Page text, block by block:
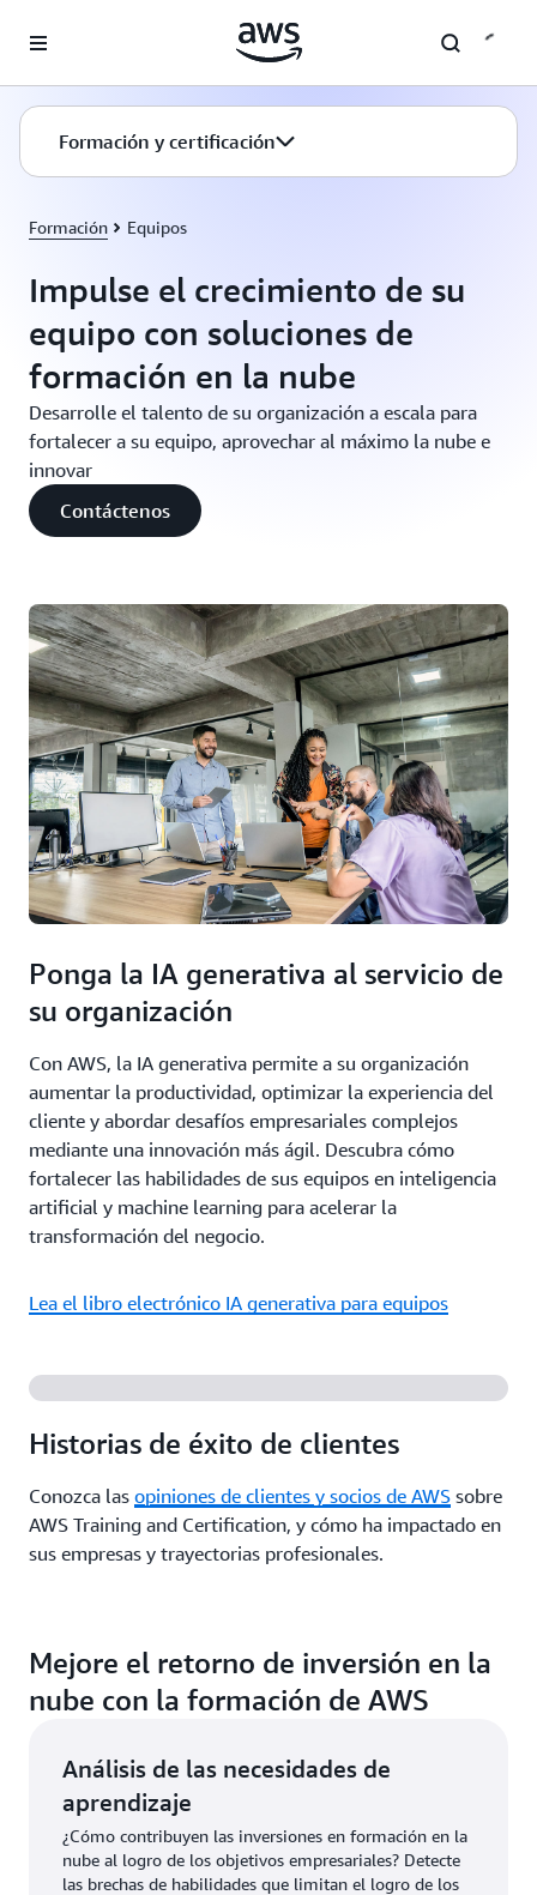
Formación y certificación
Formación Equipos
Impulse el crecimiento de su
equipo con soluciones de
formación en la nube
Desarrolle el talento de su organización a escala para
fortalecer a su equipo, aprovechar al máximo la nube e
innovar
Contáctenos
Ponga la IA generativa al servicio de
su organización
Con AWS, la IA generativa permite a su organización
aumentar la productividad, optimizar la experiencia del
cliente y abordar desafíos empresariales complejos
mediante una innovación más ágil. Descubra cómo
fortalecer las habilidades de sus equipos en inteligencia
artificial y machine learning para acelerar la
transformación del negocio.
Lea el libro electrónico IA generativa para equipos
Historias de éxito de clientes
Conozca las opiniones de clientes y socios de AWS sobre
AWS Training and Certification, y cómo ha impactado en
sus empresas y trayectorias profesionales.
Mejore el retorno de inversión en la
nube con la formación de AWS
Análisis de las necesidades de
aprendizaje
¿Cómo contribuyen las inversiones en formación en la
nube al logro de los objetivos empresariales? Detecte
las brechas de habilidades que limitan el logro de los